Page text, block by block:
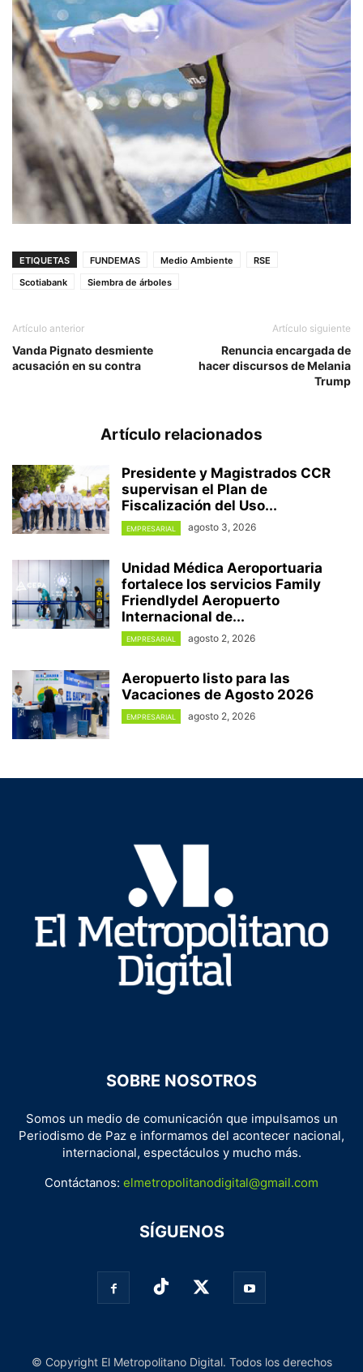
ETIQUETAS FUNDEMAS Medio Ambiente
RSE
Scotiabank
Siembra de árboles
Artículo anterior
Vanda Pignato desmiente
acusación en su contra
Artículo siguiente
Renuncia encargada de
hacer discursos de Melania
Trump
Artículo relacionados
Presidente y Magistrados CCR
supervisan el Plan de
Fiscalización del Uso...
EMPRESARIAL agosto 3, 2026
Unidad Médica Aeroportuaria
fortalece los servicios Family
Friendlydel Aeropuerto
Internacional de...
EMPRESARIAL agosto 2, 2026
Aeropuerto listo para las
Vacaciones de Agosto 2026
EMPRESARIAL agosto 2, 2026
SOBRE NOSOTROS
Somos un medio de comunicación que impulsamos un
Periodismo de Paz e informamos del acontecer nacional,
internacional, espectáculos y mucho más.
Contáctanos: elmetropolitanodigital@gmail.com
SÍGUENOS
© Copyright El Metropolitano Digital. Todos los derechos